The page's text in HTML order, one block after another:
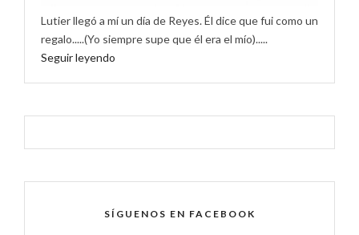
Lutier llegó a mí un día de Reyes. Él dice que fui como un
regalo.....(Yo siempre supe que él era el mío).....
Seguir leyendo
SÍGUENOS EN FACEBOOK